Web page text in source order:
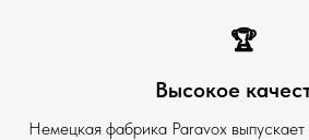
🏆
Высокое
Немецкая фабрика Paravox